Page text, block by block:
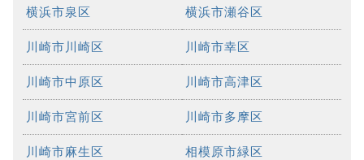
横浜市泉区 横浜市瀬谷区
川崎市川崎区 川崎市幸区
川崎市中原区 川崎市高津区
川崎市宮前区 川崎市多摩区
川崎市麻生区 相模原市緑区